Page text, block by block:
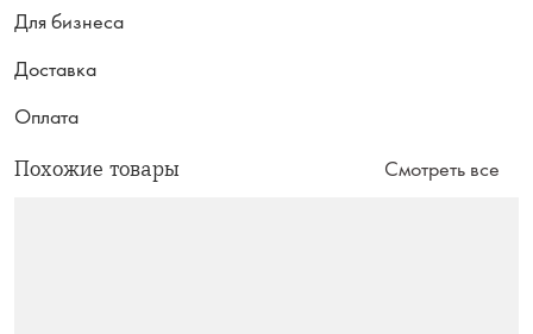
Для бизнеса
Доставка
Оплата
Похожие товары Смотреть все